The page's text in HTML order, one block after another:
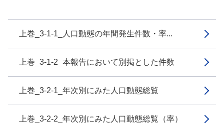
上巻_3-1-1_人口動態の年間発生件数・率...
上巻_3-1-2_本報告において別掲とした件数
上巻_3-2-1_年次別にみた人口動態総覧
上巻_3-2-2_年次別にみた人口動態総覧（率）